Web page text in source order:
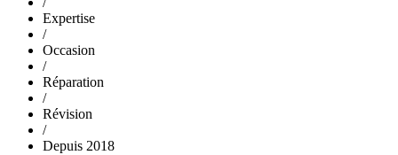
Expertise
/
Occasion
/
Réparation
/
Révision
/
Depuis 2018